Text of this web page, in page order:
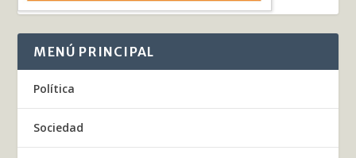
MENÚ PRINCIPAL
Política
Sociedad